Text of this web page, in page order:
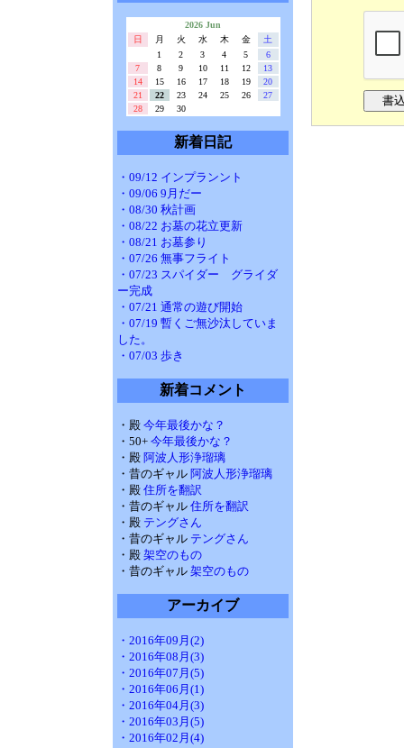
2026 Jun
日
月 火 水 木 金
土
1
2 3 4 5
6
7
8 9 10 11 12
13
14
15 16 17 18 19
20
21
22 23 24 25 26
27
28
29 30
新着日記
・09/12 インプランント
・09/06 9月だー
・08/30 秋計画
・08/22 お墓の花立更新
・08/21 お墓参り
・07/26 無事フライト
・07/23 スパイダー グライダ
ー完成
・07/21 通常の遊び開始
・07/19 暫くご無沙汰していま
した。
・07/03 歩き
新着コメント
・殿 今年最後かな？
・50+ 今年最後かな？
・殿 阿波人形浄瑠璃
・昔のギャル 阿波人形浄瑠璃
・殿 住所を翻訳
・昔のギャル 住所を翻訳
・殿 テングさん
・昔のギャル テングさん
・殿 架空のもの
・昔のギャル 架空のもの
アーカイブ
・2016年09月(2)
・2016年08月(3)
・2016年07月(5)
・2016年06月(1)
・2016年04月(3)
・2016年03月(5)
・2016年02月(4)